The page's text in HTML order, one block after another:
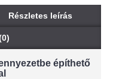
Részletes leírás
építhető